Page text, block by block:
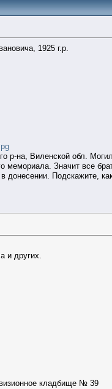
1925 г.р.
р-на, Виленской обл.
мемориала. Значит все
донесении. Подскажите,
и других.
кладбище № 39